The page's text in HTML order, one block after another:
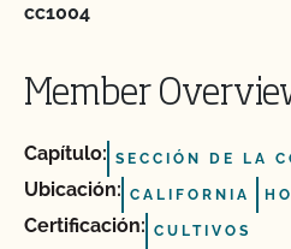
cc1004
Member
Capítulo: SECCIÓN DE LA
Ubicación: CALIFORNIA
Certificación: CULTIVOS